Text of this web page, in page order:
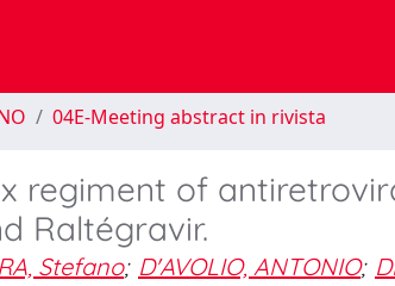
04E-Meeting abstract in rivista
regiment of
Raltégravir.
Stefano; D'AVOLIO, ANTONIO;